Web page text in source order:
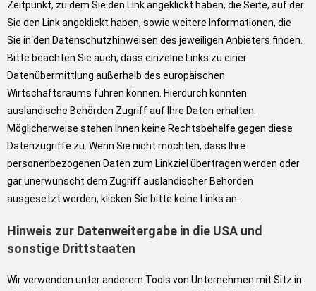
Zeitpunkt, zu dem Sie den Link angeklickt haben, die Seite, auf der
Sie den Link angeklickt haben, sowie weitere Informationen, die
Sie in den Datenschutzhinweisen des jeweiligen Anbieters finden.
Bitte beachten Sie auch, dass einzelne Links zu einer
Datenübermittlung außerhalb des europäischen
Wirtschaftsraums führen können. Hierdurch könnten
ausländische Behörden Zugriff auf Ihre Daten erhalten.
Möglicherweise stehen Ihnen keine Rechtsbehelfe gegen diese
Datenzugriffe zu. Wenn Sie nicht möchten, dass Ihre
personenbezogenen Daten zum Linkziel übertragen werden oder
gar unerwünscht dem Zugriff ausländischer Behörden
ausgesetzt werden, klicken Sie bitte keine Links an.
Hinweis zur Datenweitergabe in die USA und
sonstige Drittstaaten
Wir verwenden unter anderem Tools von Unternehmen mit Sitz in